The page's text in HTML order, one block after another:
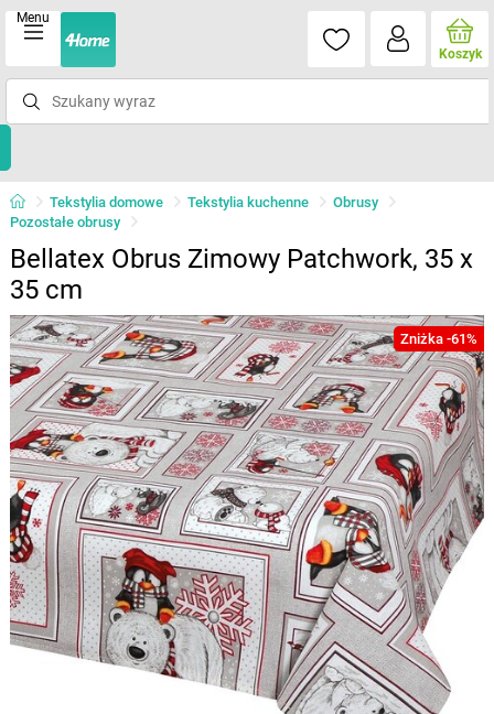
Menu
Koszyk
Tekstylia domowe Tekstylia kuchenne
Obrusy
Pozostałe obrusy
Bellatex Obrus Zimowy Patchwork, 35 x
35 cm
Zniżka -61%